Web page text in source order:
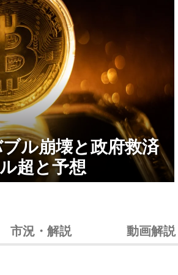
ル崩壊と政府救済
超と予想
市況・解説 動画解説